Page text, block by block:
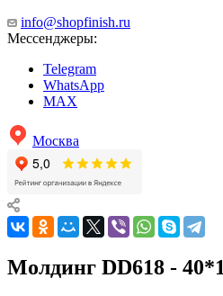
info@shopfinish.ru
Мессенджеры:
Telegram
WhatsApp
MAX
Москва
Молдинг DD618 -